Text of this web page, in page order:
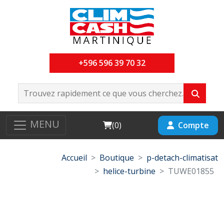
+596 596 39 70 32
MENU Cart
(0) Compte
Accueil Boutique
p-detach-climatisat
helice-turbine
TUWE01855